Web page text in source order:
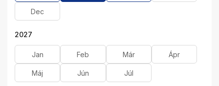
Dec
2027
Jan Feb Már Ápr
Máj Jún Júl